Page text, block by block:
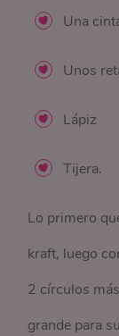
Una
Unos
Lápiz
Tijera.
Lo primero
kraft, luego
2 círculos
grande para